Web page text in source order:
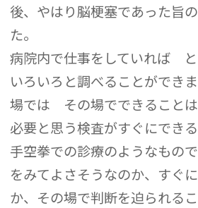
後、やはり脳梗塞であった旨
た。
病院内で仕事をしていれば
いろいろと調べることができ
場では その場でできることは
必要と思う検査がすぐにでき
手空拳での診療のようなもの
をみてよさそうなのか、すぐ
か、その場で判断を迫られる